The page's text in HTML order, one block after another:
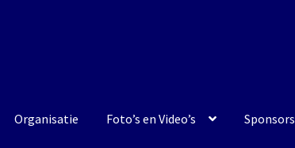
Organisatie Foto’s en Video’s Sponsors